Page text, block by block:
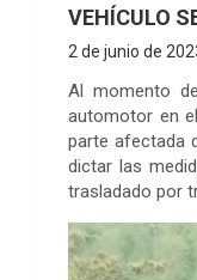
VEHÍCULO
2 de junio de
Al momento
automotor en
parte afectada
dictar las
trasladado por